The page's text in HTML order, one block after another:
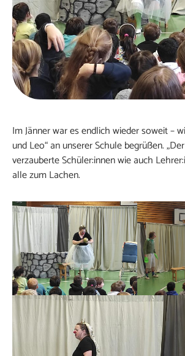
Im Jänner war es endlich wieder soweit –
und Leo“ an unserer Schule begrüßen.
verzauberte Schüler:innen wie auch
alle zum Lachen.